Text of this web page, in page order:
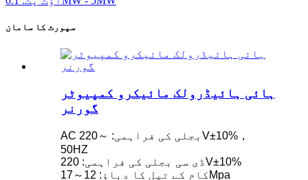
سپورٹ کا سامان
ہائی ہائیڈرولک مائیکرو کمپیوٹر
گورنر
AC بجلی کی فراہمی: ～220V±10%，
50HZ
ڈی سی بجلی کی فراہمی: 220V±10%
کام کے تیل کا دباؤ: 12～17Mpa